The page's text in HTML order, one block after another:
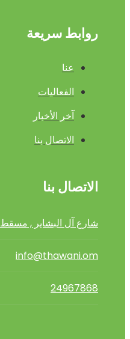
روابط سريعة
عنا
الفعاليات
آخر الأخبار
الاتصال بنا
الاتصال بنا
شارع آل البشاير , مسقط
info@thawani.om
24967868